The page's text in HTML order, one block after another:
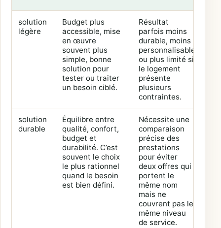
solution
légère
Budget plus
accessible, mise
en œuvre
souvent plus
simple, bonne
solution pour
tester ou traiter
un besoin ciblé.
Résultat
parfois moins
durable, moins
personnalisable
ou plus limité si
le logement
présente
plusieurs
contraintes.
solution
durable
Équilibre entre
qualité, confort,
budget et
durabilité. C’est
souvent le choix
le plus rationnel
quand le besoin
est bien défini.
Nécessite une
comparaison
précise des
prestations
pour éviter
deux offres qui
portent le
même nom
mais ne
couvrent pas le
même niveau
de service.